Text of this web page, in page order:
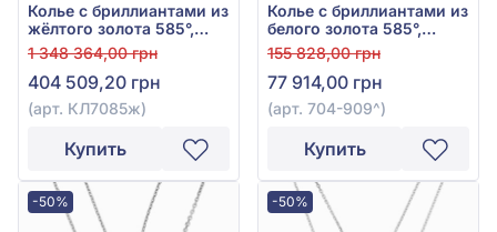
Колье с бриллиантами из
жёлтого золота 585°,
Бриллиант 5,4ct, арт.
КЛ7085ж
1 348 364,00 грн
404 509,20 грн
(арт. КЛ7085ж)
Купить
Колье с бриллиантами из
белого золота 585°,
бриллиант 0,35ct, арт.
704-909
155 828,00 грн
77 914,00 грн
(арт. 704-909^)
Купить
-50% -50%